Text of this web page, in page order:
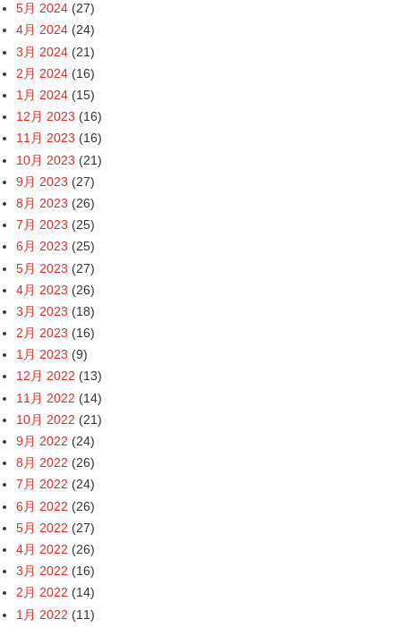
5月 2024 (27)
4月 2024 (24)
3月 2024 (21)
2月 2024 (16)
1月 2024 (15)
12月 2023 (16)
11月 2023 (16)
10月 2023 (21)
9月 2023 (27)
8月 2023 (26)
7月 2023 (25)
6月 2023 (25)
5月 2023 (27)
4月 2023 (26)
3月 2023 (18)
2月 2023 (16)
1月 2023 (9)
12月 2022 (13)
11月 2022 (14)
10月 2022 (21)
9月 2022 (24)
8月 2022 (26)
7月 2022 (24)
6月 2022 (26)
5月 2022 (27)
4月 2022 (26)
3月 2022 (16)
2月 2022 (14)
1月 2022 (11)